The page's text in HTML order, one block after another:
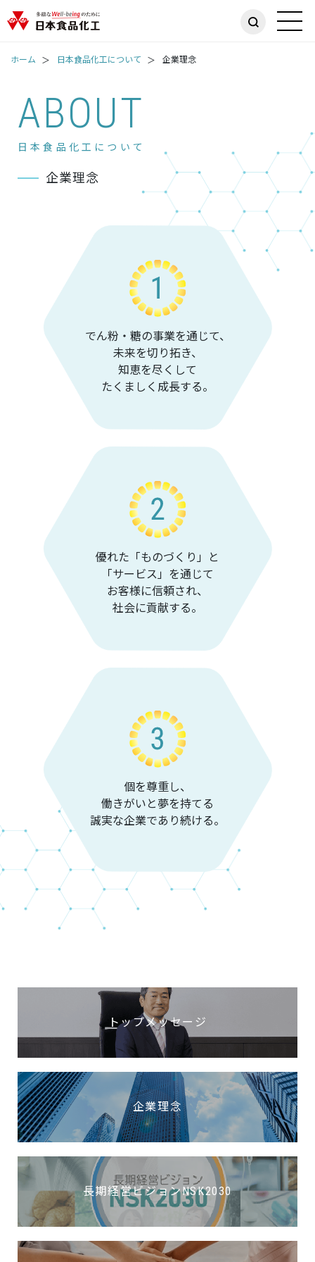
ホーム 日本食品化工について 企業理念
ABOUT
日本食品化工について
企業理念
でん粉・糖の事業を通じて、
未来を切り拓き、
知恵を尽くして
たくましく成長する。
優れた「ものづくり」と
「サービス」を通じて
お客様に信頼され、
社会に貢献する。
個を尊重し、
働きがいと夢を持てる
誠実な企業であり続ける。
トップメッセージ
企業理念
長期経営ビジョンNSK2030